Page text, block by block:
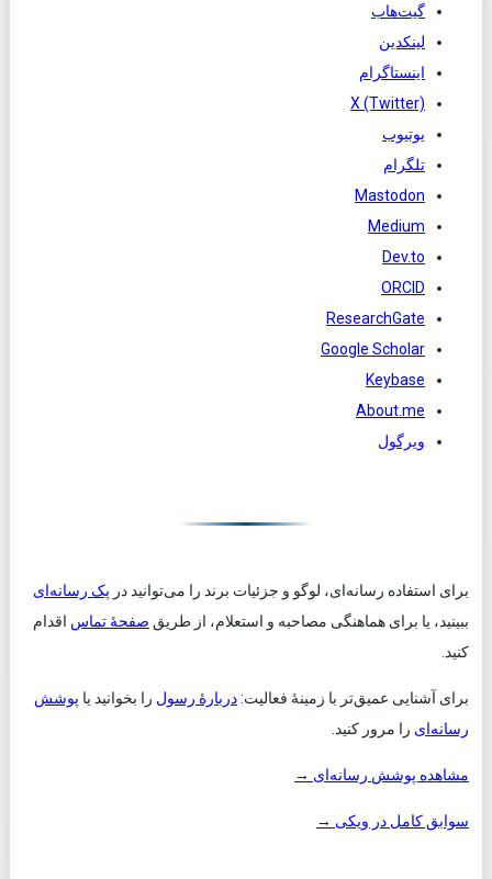
گیت‌هاب
لینکدین
اینستاگرام
X (Twitter)
یوتیوب
تلگرام
Mastodon
Medium
Dev.to
ORCID
ResearchGate
Google Scholar
Keybase
About.me
ویرگول
پیوندهای تکمیلی اعتبارنامه‌ها
برای استفاده رسانه‌ای، لوگو و جزئیات برند را می‌توانید در پک رسانه‌ای
ببینید، یا برای هماهنگی مصاحبه و استعلام، از طریق صفحهٔ تماس اقدام
کنید.
برای آشنایی عمیق‌تر با زمینهٔ فعالیت:دربارهٔ رسول را بخوانید یا پوشش
رسانه‌ای را مرور کنید.
مشاهده پوشش رسانه‌ای →
سوابق کامل در ویکی →